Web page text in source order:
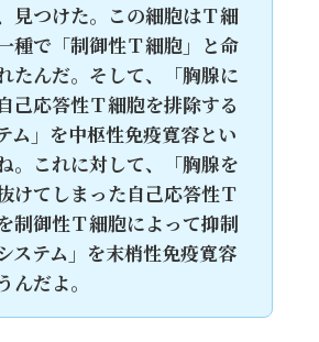
見つけた。この細胞はＴ細
種で「制御性Ｔ細胞」と命
たんだ。そして、「胸腺に
己応答性Ｔ細胞を排除する
ム」を中枢性免疫寛容とい
。これに対して、「胸腺を
けてしまった自己応答性Ｔ
制御性Ｔ細胞によって抑制
ステム」を末梢性免疫寛容
んだよ。